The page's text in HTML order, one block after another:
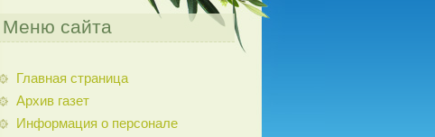
Меню сайта
Главная страница
Архив газет
Информация о персонале